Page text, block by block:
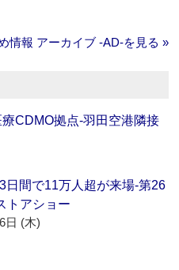
情報 アーカイブ ‐AD‐を見る »
CDMO拠点‐羽田空港隣接
日間で11万人超が来場‐第26
トアショー
日 (木)